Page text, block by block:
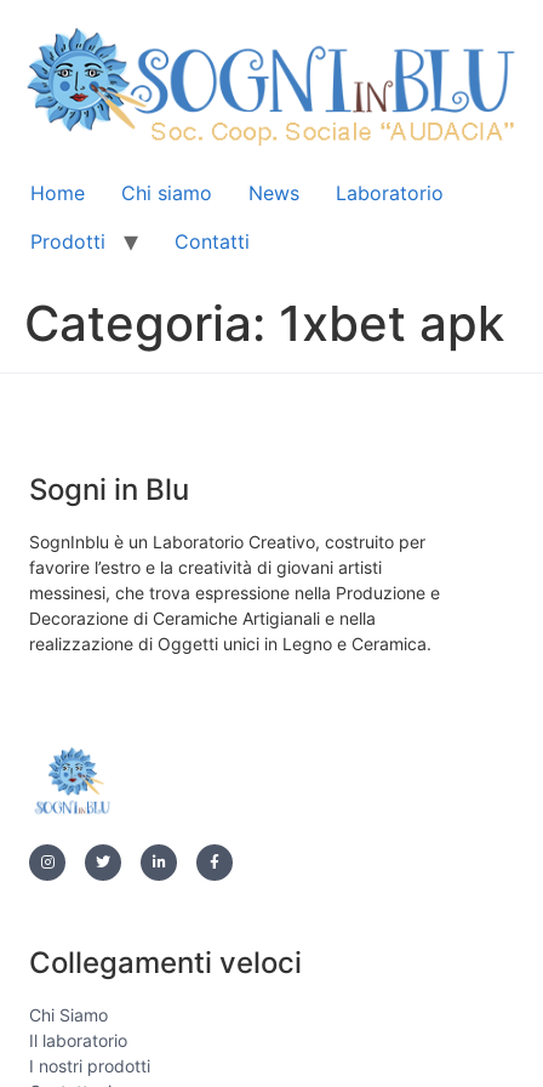
Home Chi siamo News
Laboratorio
Prodotti
Contatti
Categoria: 1xbet apk
Sogni in Blu
SognInblu è un Laboratorio Creativo, costruito per
favorire l’estro e la creatività di giovani artisti
messinesi, che trova espressione nella Produzione e
Decorazione di Ceramiche Artigianali e nella
realizzazione di Oggetti unici in Legno e Ceramica.
Collegamenti veloci
Chi Siamo
Il laboratorio
I nostri prodotti